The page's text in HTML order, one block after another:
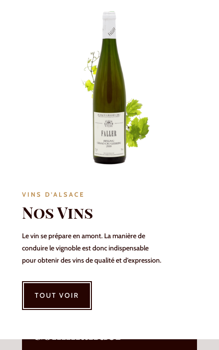
VINS D’ALSACE
Nos Vins
Le vin se prépare en amont. La manière de
conduire le vignoble est donc indispensable
pour obtenir des vins de qualité et d’expression.
TOUT VOIR